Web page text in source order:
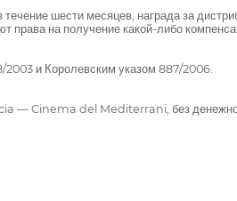
шести месяцев, награда за
на получение какой-либо
2003 и Королевским указом 887/2006.
— Cinema del Mediterrani, без